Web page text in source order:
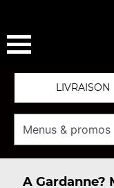
LIVRAISON
A Gardanne?